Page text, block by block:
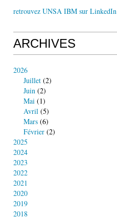
retrouvez UNSA IBM sur LinkedIn
ARCHIVES
2026
Juillet (2)
Juin (2)
Mai (1)
Avril (5)
Mars (6)
Février (2)
2025
2024
2023
2022
2021
2020
2019
2018